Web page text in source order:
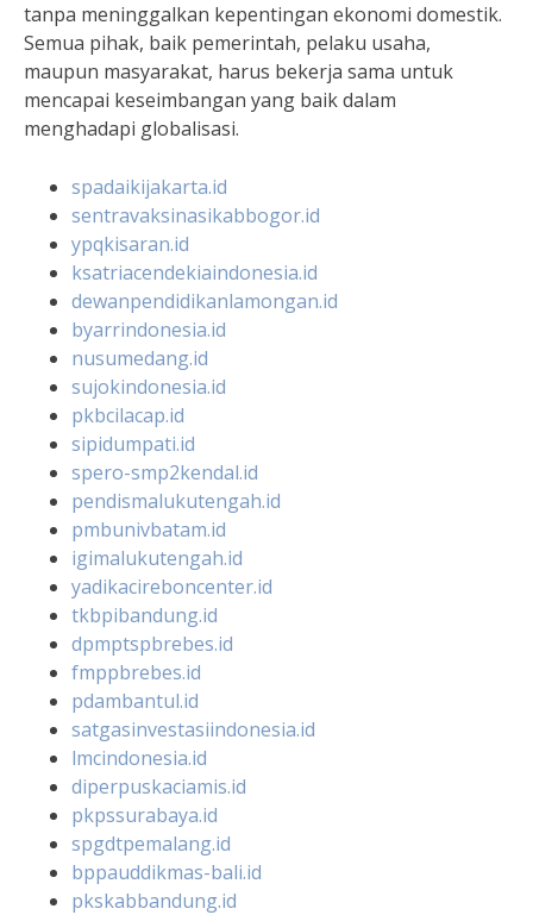
tanpa meninggalkan kepentingan ekonomi domestik.
Semua pihak, baik pemerintah, pelaku usaha,
maupun masyarakat, harus bekerja sama untuk
mencapai keseimbangan yang baik dalam
menghadapi globalisasi.
spadaikijakarta.id
sentravaksinasikabbogor.id
ypqkisaran.id
ksatriacendekiaindonesia.id
dewanpendidikanlamongan.id
byarrindonesia.id
nusumedang.id
sujokindonesia.id
pkbcilacap.id
sipidumpati.id
spero-smp2kendal.id
pendismalukutengah.id
pmbunivbatam.id
igimalukutengah.id
yadikacireboncenter.id
tkbpibandung.id
dpmptspbrebes.id
fmppbrebes.id
pdambantul.id
satgasinvestasiindonesia.id
lmcindonesia.id
diperpuskaciamis.id
pkpssurabaya.id
spgdtpemalang.id
bppauddikmas-bali.id
pkskabbandung.id